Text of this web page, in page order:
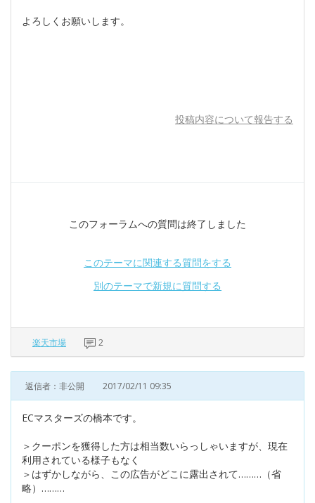
よろしくお願いします。
投稿内容について報告する
このフォーラムへの質問は終了しました
このテーマに関連する質問をする
別のテーマで新規に質問する
楽天市場 2
返信者：非公開 2017/02/11 09:35
ECマスターズの橋本です。
＞クーポンを獲得した方は相当数いらっしゃいますが、現在
利用されている様子もなく
＞はずかしながら、この広告がどこに露出されて………（省
略）………